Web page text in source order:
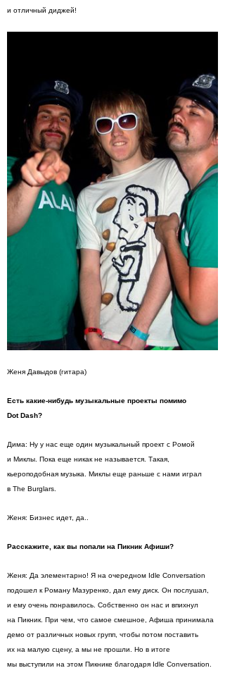
и отличный диджей!
Женя Давыдов (гитара)
Есть какие-нибудь музыкальные проекты помимо
Dot Dash?
Дима: Ну у нас еще один музыкальный проект с Ромой
и Миклы. Пока еще никак не называется. Такая,
кьероподобная музыка. Миклы еще раньше с нами играл
в The Burglars.
Женя: Бизнес идет, да..
Расскажите, как вы попали на Пикник Афиши?
Женя: Да элементарно! Я на очередном Idle Conversation
подошел к Роману Мазуренко, дал ему диск. Он послушал,
и ему очень понравилось. Собственно он нас и впихнул
на Пикник. При чем, что самое смешное, Афиша принимала
демо от различных новых групп, чтобы потом поставить
их на малую сцену, а мы не прошли. Но в итоге
мы выступили на этом Пикнике благодаря Idle Conversation.